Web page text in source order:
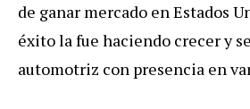
de ganar mercado en Estados
éxito la fue haciendo crecer y
automotriz con presencia en